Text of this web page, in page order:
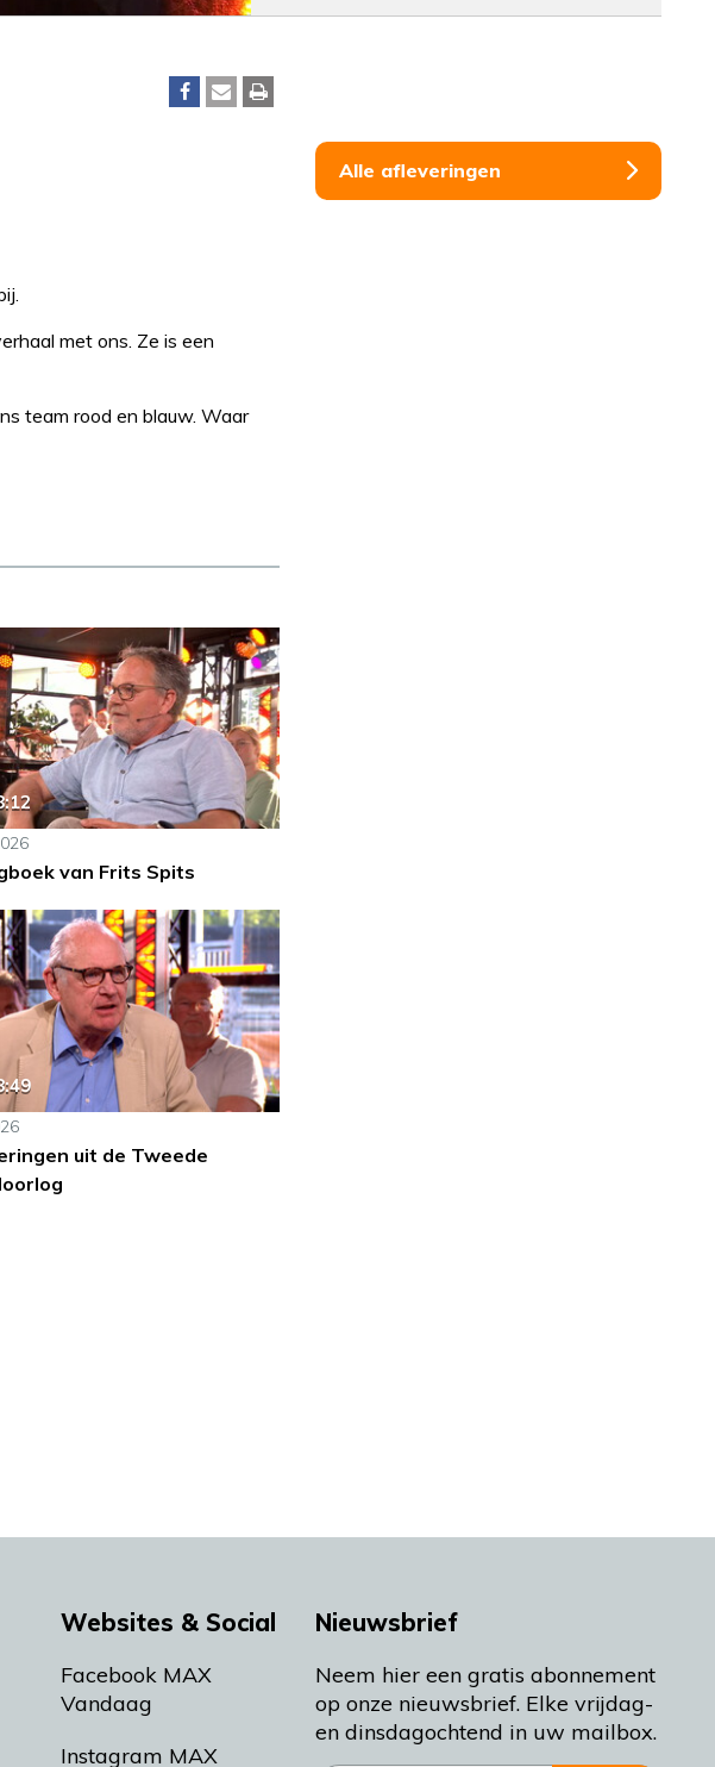
met ons. Ze is een
team rood en blauw. Waar
van Frits Spits
uit de Tweede
Alle afleveringen
Websites & Social
Facebook MAX
Vandaag
Instagram MAX
Nieuwsbrief
Neem hier een gratis abonnement
op onze nieuwsbrief. Elke vrijdag-
en dinsdagochtend in uw mailbox.